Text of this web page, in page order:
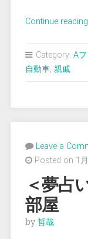
Continue reading
Category: A
自動車, 親戚
Leave a
Posted on 1
＜夢占
部屋
by 哲哉